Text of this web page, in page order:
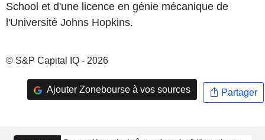
School et d'une licence en génie mécanique de
l'Université Johns Hopkins.
© S&P Capital IQ - 2026
Ajouter Zonebourse à vos sources Partager